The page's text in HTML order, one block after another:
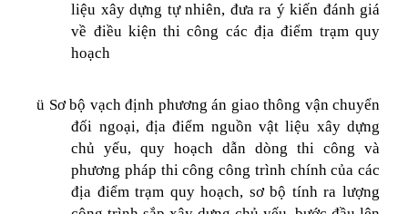
liệu xây dựng tự nhiên, đưa ra ý kiến đánh giá
về điều kiện thi công các địa điểm trạm quy
hoạch
ü Sơ bộ vạch định phương án giao thông vận chuyển
đối ngoại, địa điểm nguồn vật liệu xây dựng
chủ yếu, quy hoạch dẫn dòng thi công và
phương pháp thi công công trình chính của các
địa điểm trạm quy hoạch, sơ bộ tính ra lượng